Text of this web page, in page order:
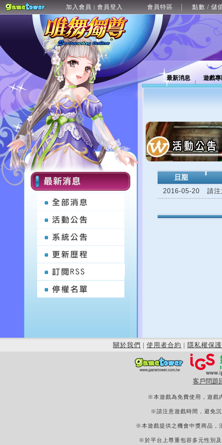
加入會員 | 會員登入 會員特區 點數 / 儲
最新消息 遊戲
日期
2016-05-20
請
關於我們 | 使用者合約 | 隱私權保護
客戶問題
※本遊戲為免費使用，遊戲
※請注意遊戲時間，避免
※本遊戲提供之機會中獎商品，
※於平台上尊重包容多元性別